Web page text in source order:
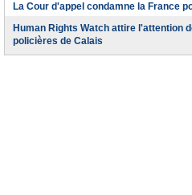
La Cour d'appel condamne la France
Human Rights Watch attire l'attention
policières de Calais